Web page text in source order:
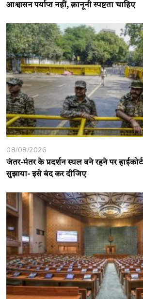
आश्वासन पर्याप्त नहीं, क़ानूनी स्पष्टता चाहिए
08/08/2026
जंतर-मंतर के प्रदर्शन स्थल बने रहने पर
सुझाया- इसे बंद कर दीजिए